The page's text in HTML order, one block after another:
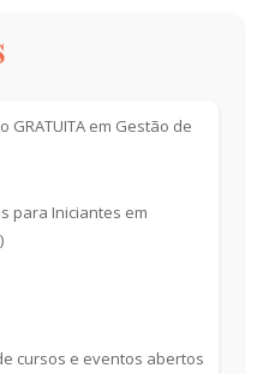
GRATUITA em Gestão de
para Iniciantes em
cursos e eventos abertos